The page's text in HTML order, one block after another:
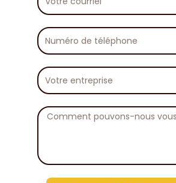
courriel
Numéro
de
téléphone
Votre
entreprise
Message